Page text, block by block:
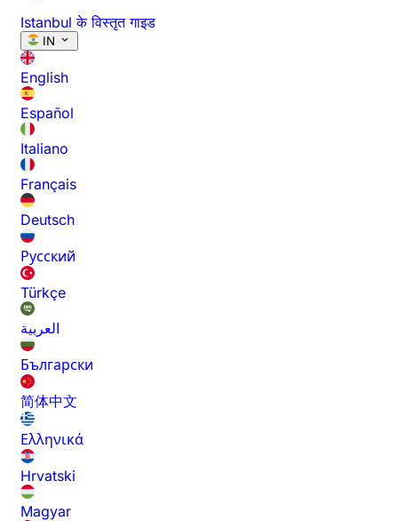
Istanbul के विस्तृत गाइड
IN
English
Español
Italiano
Français
Deutsch
Русский
Türkçe
العربية
Български
简体中文
Ελληνικά
Hrvatski
Magyar